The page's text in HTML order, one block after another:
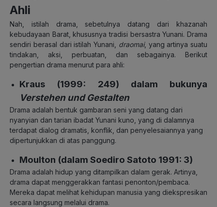
Ahli
Nah, istilah drama, sebetulnya datang dari khazanah
kebudayaan Barat, khususnya tradisi bersastra Yunani. Drama
sendiri berasal dari istilah Yunani, draomai, yang artinya suatu
tindakan, aksi, perbuatan, dan sebagainya. Berikut
pengertian drama menurut para ahli:
Kraus (1999: 249) dalam bukunya
Verstehen und Gestalten
Drama adalah bentuk gambaran seni yang datang dari
nyanyian dan tarian ibadat Yunani kuno, yang di dalamnya
terdapat dialog dramatis, konflik, dan penyelesaiannya yang
dipertunjukkan di atas panggung.
Moulton (dalam Soediro Satoto 1991: 3)
Drama adalah hidup yang ditampilkan dalam gerak. Artinya,
drama dapat menggerakkan fantasi penonton/pembaca.
Mereka dapat melihat kehidupan manusia yang diekspresikan
secara langsung melalui drama.